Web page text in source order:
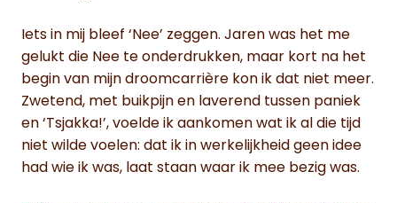
Iets in mij bleef ‘Nee’ zeggen. Jaren was het me
gelukt die Nee te onderdrukken, maar kort na het
begin van mijn droomcarrière kon ik dat niet meer.
Zwetend, met buikpijn en laverend tussen paniek
en ‘Tsjakka!’, voelde ik aankomen wat ik al die tijd
niet wilde voelen: dat ik in werkelijkheid geen idee
had wie ik was, laat staan waar ik mee bezig was.